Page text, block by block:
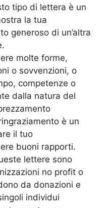
tipo di lettera è un
la tua
generoso di un’altra
molte forme,
o sovvenzioni, o
competenze o
dalla natura del
è un
il tuo
buoni rapporti.
lettere sono
no profit o
da donazioni e
individui